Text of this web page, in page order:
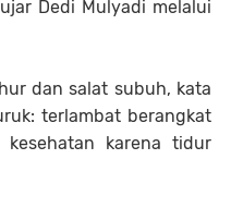
Dedi Mulyadi melalui
dan salat subuh, kata
terlambat berangkat
karena tidur